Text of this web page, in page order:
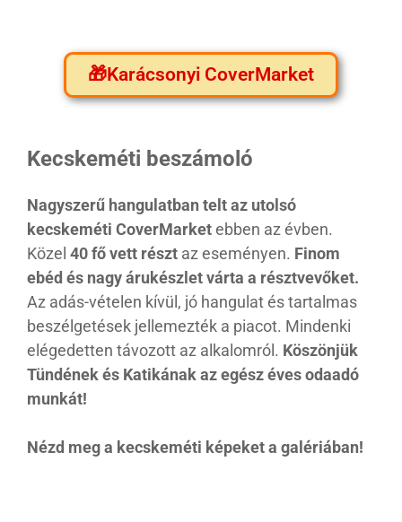
🎁Karácsonyi CoverMarket
Kecskeméti beszámoló
Nagyszerű hangulatban telt az utolsó
kecskeméti CoverMarketebben az évben.
Közel 40 fő vett részt az eseményen. Finom
ebéd és nagy árukészlet várta a résztvevőket.
Az adás-vételen kívül, jó hangulat és tartalmas
beszélgetések jellemezték a piacot. Mindenki
elégedetten távozott az alkalomról. Köszönjük
Tündének és Katikának az egész éves odaadó
munkát!
Nézd meg a kecskeméti képeket a galériában!